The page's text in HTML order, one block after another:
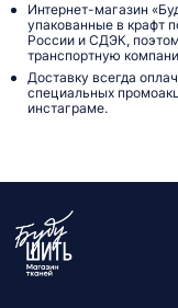
Интернет-магазин
упакованные в крафт
России и СДЭК,
транспортную
Доставку всегда
специальных
инстаграме.